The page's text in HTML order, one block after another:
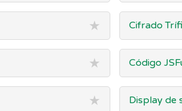
★ Cifrado
★ Código
★ Display de